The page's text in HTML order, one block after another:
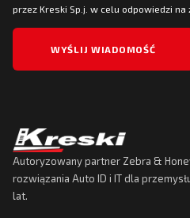
przez Kreski Sp.j. w celu odpowiedzi na
Autoryzowany partner Zebra &
rozwiązania Auto ID i IT dla
lat.